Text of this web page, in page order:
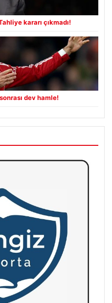
kararı çıkmadı!
dev hamle!